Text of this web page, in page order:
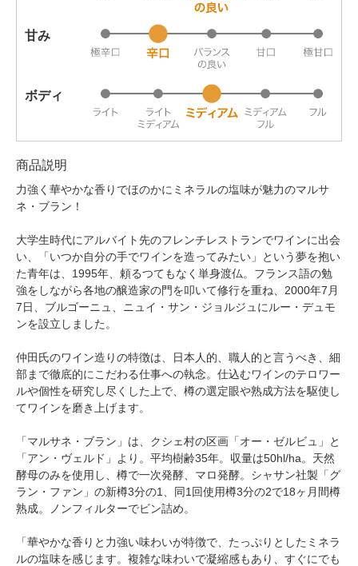
甘み
ボディ
商品説明
力強く華やかな香りでほのかにミネラルの塩味が魅力のマルサ
ネ・ブラン！
大学生時代にアルバイト先のフレンチレストランでワインに出会
い、「いつか自分の手でワインを造ってみたい」という夢を抱い
た青年は、1995年、頼るつてもなく単身渡仏。フランス語の勉
強をしながら各地の醸造家の門を叩いて修行を重ね、2000年7月
7日、ブルゴーニュ、ニュイ・サン・ジョルジュにルー・デュモ
ンを設立しました。
仲田氏のワイン造りの特徴は、日本人的、職人的と言うべき、細
部まで徹底的にこだわる仕事への執念。仕込むワインのテロワー
ルや個性を研究し尽くした上で、樽の選定眼や熟成方法を駆使し
てワインを磨き上げます。
「マルサネ・ブラン」は、クシェ村の区画「オー・ゼルビュ」と
「アン・ヴェルド」より。平均樹齢35年。収量は50hl/ha。天然
酵母のみを使用し、樽で一次発酵、マロ発酵。シャサン社製「グ
ラン・ファン」の新樽3分の1、同1回使用樽3分の2で18ヶ月間樽
熟成。ノンフィルターでビン詰め。
「華やかな香りと力強い味わいが特徴で、たっぷりとしたミネラ
ルの塩味を感じます。複雑な味わいで凝縮感もあり、すぐにでも